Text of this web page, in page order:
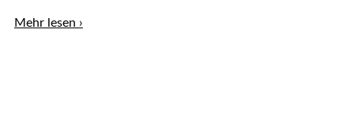
LIKE
Mehr lesen ›